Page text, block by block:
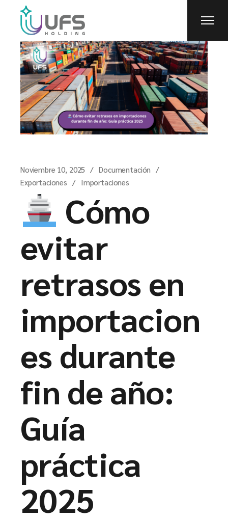
Noviembre 10, 2025
Documentación
Exportaciones
Importaciones
Cómo
evitar
retrasos en
importacion
es durante
fin de año:
Guía
práctica
2025